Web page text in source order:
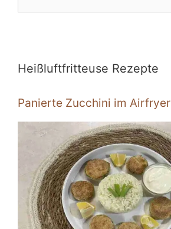
Heißluftfritteuse Rezepte
Panierte Zucchini im Airfryer